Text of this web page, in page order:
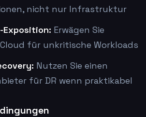
nicht nur Infrastruktur
Exposition: Erwägen Sie
für unkritische Workloads
Nutzen Sie einen
für DR wenn praktikabel